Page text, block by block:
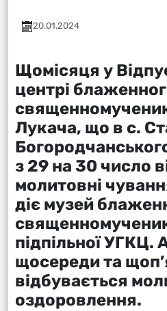
20.01.2024
Щомісяця у
центрі
Лукача, що в с.
з 29 на 30 число
молитовні
діє музей
підпільної УГКЦ.
щосереди та
відбувається
оздоровлення.